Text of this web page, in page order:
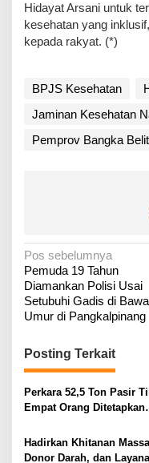
Hidayat Arsani untuk
kesehatan yang
kepada rakyat. (*)
BPJS Kesehatan
Jaminan Kesehatan
Pemprov Bangka
N
a
v
i
a
s
i
o
Pos sebelumnya
Pemuda 19 Tahun
Diamankan Polisi Usai
Setubuhi Gadis di
Umur di Pangkalpinang
Posting Terkait
Perkara 52,5 Ton Pasir
Empat Orang Ditetapkan
Hadirkan Khitanan
Donor Darah, dan